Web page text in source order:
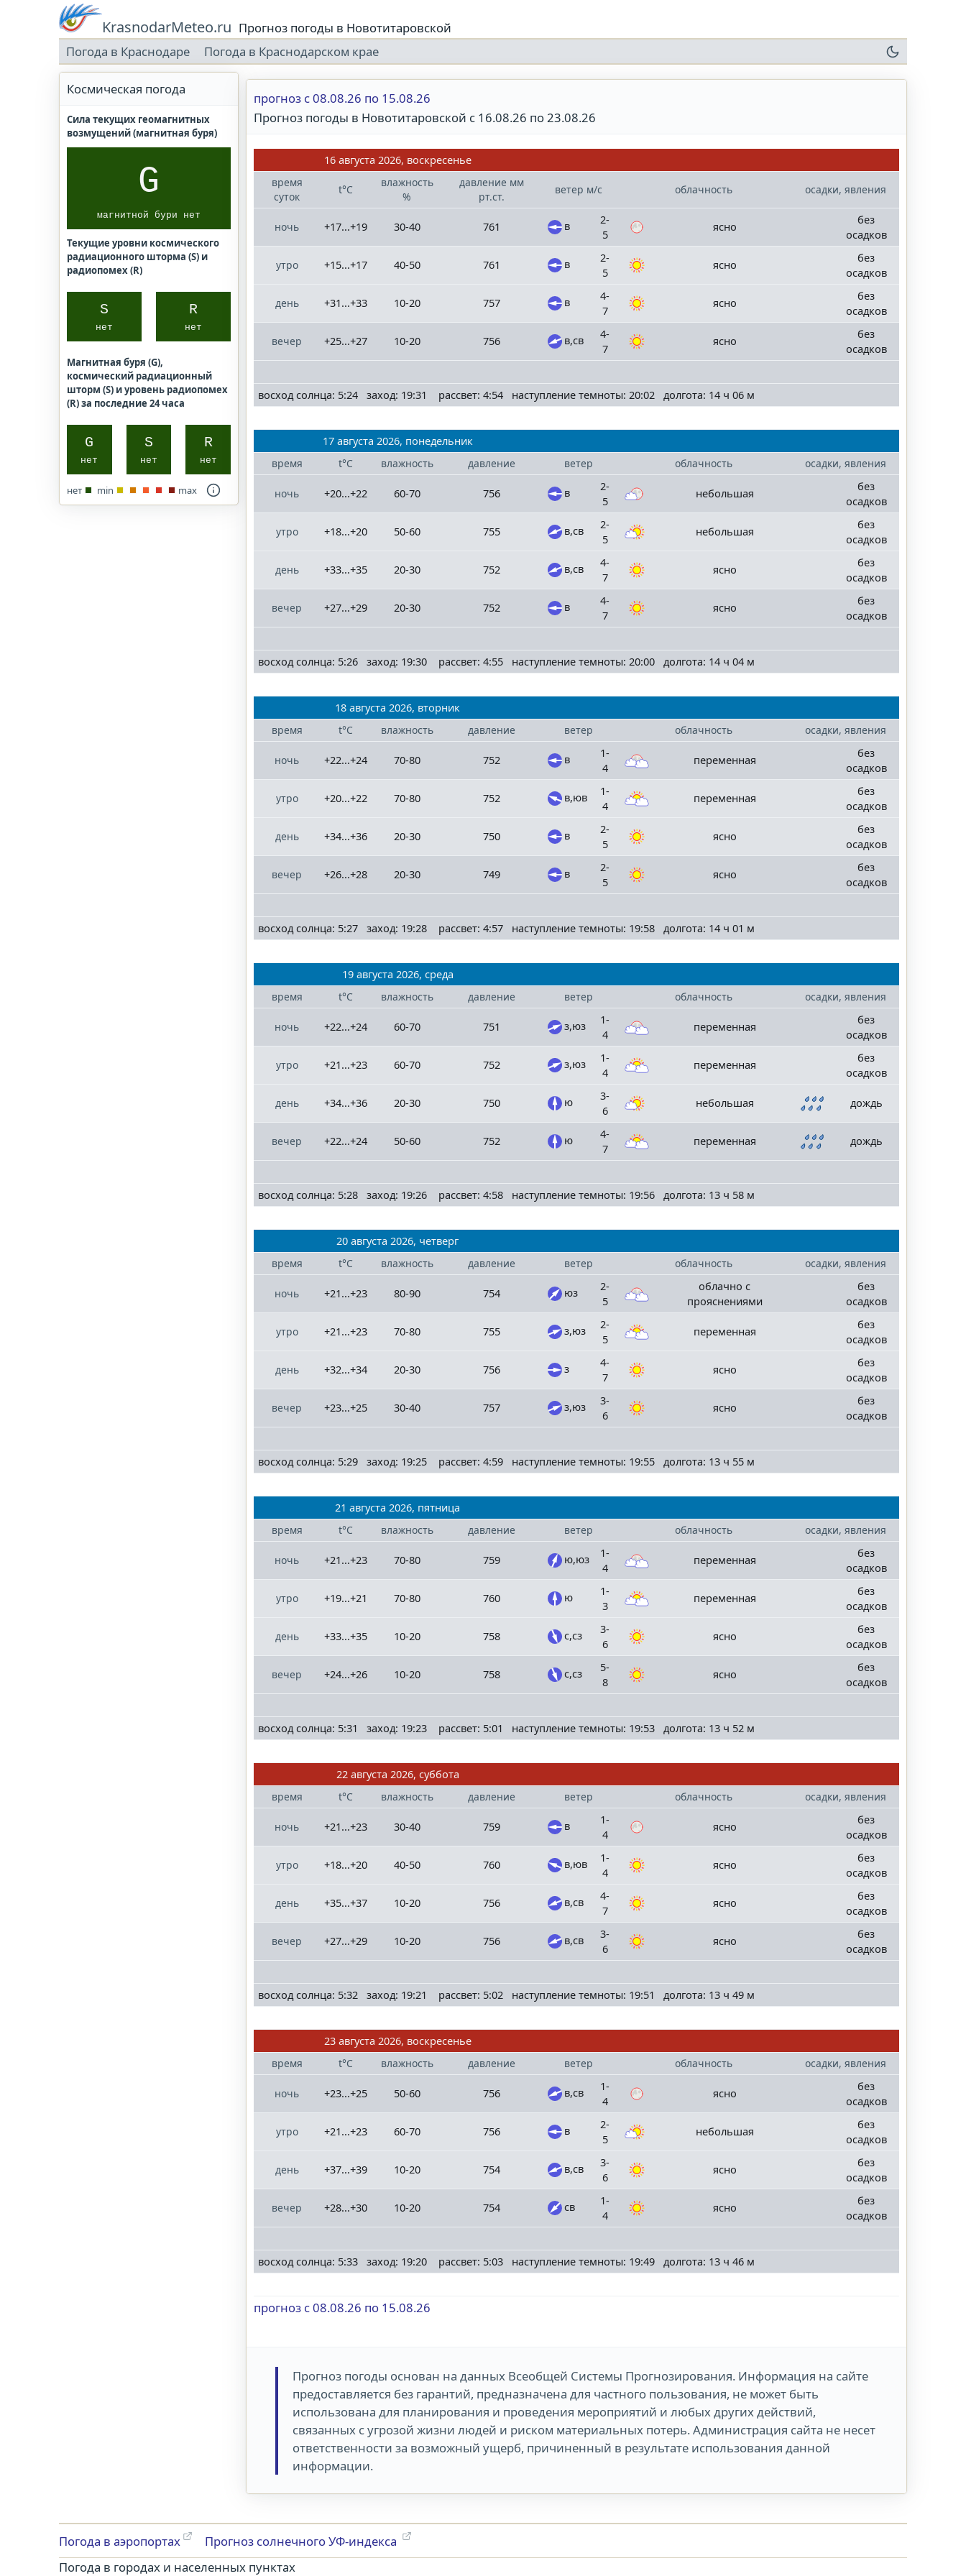
KrasnodarMeteo.ru Прогноз погоды в Новотитаровской
Погода в Краснодаре
Погода в Краснодарском крае
Космическая погода
Сила текущих геомагнитных
возмущений (магнитная буря)
G
магнитной бури нет
Текущие уровни космического
радиационного шторма (S) и
радиопомех (R)
S
нет
R
нет
Магнитная буря (G),
космический радиационный
шторм (S) и уровень радиопомех
(R) за последние 24 часа
G
нет
S
нет
R
нет
нет min max
прогноз с 08.08.26 по 15.08.26
Прогноз погоды в Новотитаровской с 16.08.26 по 23.08.26
16 августа 2026, воскресенье
время
суток
t°C
влажность
%
давление мм
рт.ст.
ветер м/с облачность осадки, явления
ночь +17...+19 30-40 761 в
2-
5
ясно
без
осадков
утро +15...+17 40-50 761 в
2-
5
ясно
без
осадков
день +31...+33 10-20 757 в
4-
7
ясно
без
осадков
вечер +25...+27 10-20 756 в,св
4-
7
ясно
без
осадков
восход солнца: 5:24 заход: 19:31 рассвет: 4:54 наступление темноты: 20:02 долгота: 14 ч 06 м
17 августа 2026, понедельник
время t°C влажность давление ветер облачность осадки, явления
ночь +20...+22 60-70 756 в
2-
5
небольшая
без
осадков
утро +18...+20 50-60 755 в,св
2-
5
небольшая
без
осадков
день +33...+35 20-30 752 в,св
4-
7
ясно
без
осадков
вечер +27...+29 20-30 752 в
4-
7
ясно
без
осадков
восход солнца: 5:26 заход: 19:30 рассвет: 4:55 наступление темноты: 20:00 долгота: 14 ч 04 м
18 августа 2026, вторник
время t°C влажность давление ветер облачность осадки, явления
ночь +22...+24 70-80 752 в
1-
4
переменная
без
осадков
утро +20...+22 70-80 752 в,юв
1-
4
переменная
без
осадков
день +34...+36 20-30 750 в
2-
5
ясно
без
осадков
вечер +26...+28 20-30 749 в
2-
5
ясно
без
осадков
восход солнца: 5:27 заход: 19:28 рассвет: 4:57 наступление темноты: 19:58 долгота: 14 ч 01 м
19 августа 2026, среда
время t°C влажность давление ветер облачность осадки, явления
ночь +22...+24 60-70 751 з,юз
1-
4
переменная
без
осадков
утро +21...+23 60-70 752 з,юз
1-
4
переменная
без
осадков
день +34...+36 20-30 750 ю
3-
6
небольшая дождь
вечер +22...+24 50-60 752 ю
4-
7
переменная дождь
восход солнца: 5:28 заход: 19:26 рассвет: 4:58 наступление темноты: 19:56 долгота: 13 ч 58 м
20 августа 2026, четверг
время t°C влажность давление ветер облачность осадки, явления
ночь +21...+23 80-90 754 юз
2-
5
облачно с
прояснениями
без
осадков
утро +21...+23 70-80 755 з,юз
2-
5
переменная
без
осадков
день +32...+34 20-30 756 з
4-
7
ясно
без
осадков
вечер +23...+25 30-40 757 з,юз
3-
6
ясно
без
осадков
восход солнца: 5:29 заход: 19:25 рассвет: 4:59 наступление темноты: 19:55 долгота: 13 ч 55 м
21 августа 2026, пятница
время t°C влажность давление ветер облачность осадки, явления
ночь +21...+23 70-80 759 ю,юз
1-
4
переменная
без
осадков
утро +19...+21 70-80 760 ю
1-
3
переменная
без
осадков
день +33...+35 10-20 758 с,сз
3-
6
ясно
без
осадков
вечер +24...+26 10-20 758 с,сз
5-
8
ясно
без
осадков
восход солнца: 5:31 заход: 19:23 рассвет: 5:01 наступление темноты: 19:53 долгота: 13 ч 52 м
22 августа 2026, суббота
время t°C влажность давление ветер облачность осадки, явления
ночь +21...+23 30-40 759 в
1-
4
ясно
без
осадков
утро +18...+20 40-50 760 в,юв
1-
4
ясно
без
осадков
день +35...+37 10-20 756 в,св
4-
7
ясно
без
осадков
вечер +27...+29 10-20 756 в,св
3-
6
ясно
без
осадков
восход солнца: 5:32 заход: 19:21 рассвет: 5:02 наступление темноты: 19:51 долгота: 13 ч 49 м
23 августа 2026, воскресенье
время t°C влажность давление ветер облачность осадки, явления
ночь +23...+25 50-60 756 в,св
1-
4
ясно
без
осадков
утро +21...+23 60-70 756 в
2-
5
небольшая
без
осадков
день +37...+39 10-20 754 в,св
3-
6
ясно
без
осадков
вечер +28...+30 10-20 754 св
1-
4
ясно
без
осадков
восход солнца: 5:33 заход: 19:20 рассвет: 5:03 наступление темноты: 19:49 долгота: 13 ч 46 м
прогноз с 08.08.26 по 15.08.26
Прогноз погоды основан на данных Всеобщей Системы Прогнозирования. Информация на сайте
предоставляется без гарантий, предназначена для частного пользования, не может быть
использована для планирования и проведения мероприятий и любых других действий,
связанных с угрозой жизни людей и риском материальных потерь. Администрация сайта не несет
ответственности за возможный ущерб, причиненный в результате использования данной
информации.
Погода в аэропортах
Прогноз солнечного УФ-индекса
Погода в городах и населенных пунктах